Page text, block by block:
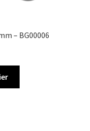
– BG00006